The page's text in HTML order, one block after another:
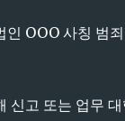
OOO 사칭 범
신고 또는 업무